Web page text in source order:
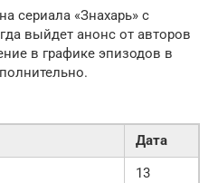
сериала «Знахарь» с
выйдет анонс от авторов
в графике эпизодов в
Дата
13